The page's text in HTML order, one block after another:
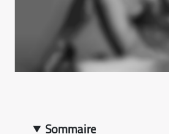
Sommaire